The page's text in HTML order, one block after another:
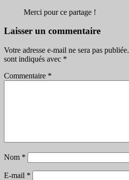
Merci pour ce partage !
Laisser un commentaire
Votre adresse e-mail ne sera pas publiée.
sont indiqués avec *
Commentaire *
Nom *
E-mail *